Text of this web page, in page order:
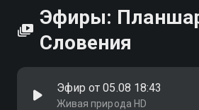
Эфиры:
Словения
Эфир от 05.08 18:43
Живая природа HD